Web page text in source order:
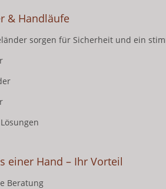
& Handläufe
sorgen für Sicherheit und ein
einer Hand – Ihr Vorteil
Beratung